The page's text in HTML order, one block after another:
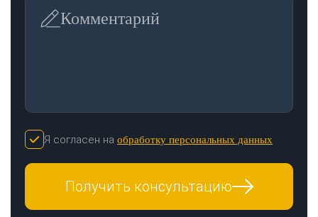
Комментарий
Я согласен на обработку персональных данных
Получить консультацию